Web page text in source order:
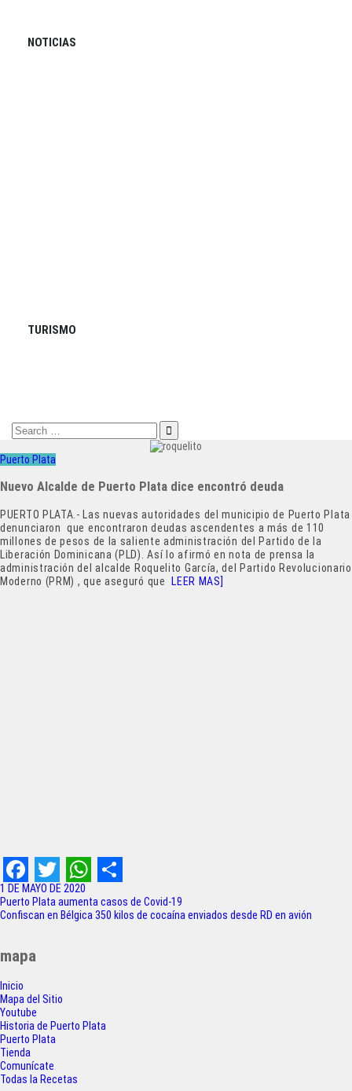
NOTICIAS
TURISMO
Search
for:
Puerto Plata
Nuevo Alcalde de Puerto Plata dice encontró deuda
PUERTO PLATA.- Las nuevas autoridades del municipio de Puerto Plata
denunciaron que encontraron deudas ascendentes a más de 110
millones de pesos de la saliente administración del Partido de la
Liberación Dominicana (PLD). Así lo afirmó en nota de prensa la
administración del alcalde Roquelito García, del Partido Revolucionario
Moderno (PRM) , que aseguró que
LEER MAS]
F
a
c
e
b
o
o
k
T
w
t
t
e
r
W
h
A
p
S
h
1 DE MAYO DE 2020
Navegación
de
Puerto Plata aumenta casos de Covid-19
Confiscan en Bélgica 350 kilos de cocaína enviados desde RD en avión
mapa
Inicio
Mapa del Sitio
Youtube
Historia de Puerto Plata
Puerto Plata
Tienda
Comunícate
Todas la Recetas